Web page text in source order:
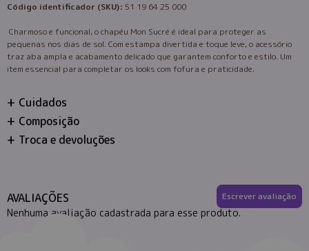
Código identificador (SKU): 51 19 64 25 000
Charmoso e funcional, o chapéu Mon Sucré é ideal para proteger as
pequenas nos dias de sol. Com estampa divertida e toque leve, o acessório
traz aba ampla e acabamento delicado que garantem conforto e estilo. Um
item essencial para completar os looks com fofura e praticidade.
Cuidados
Composição
Troca e devoluções
AVALIAÇÕES Escrever avaliação
Nenhuma avaliação cadastrada para esse produto.